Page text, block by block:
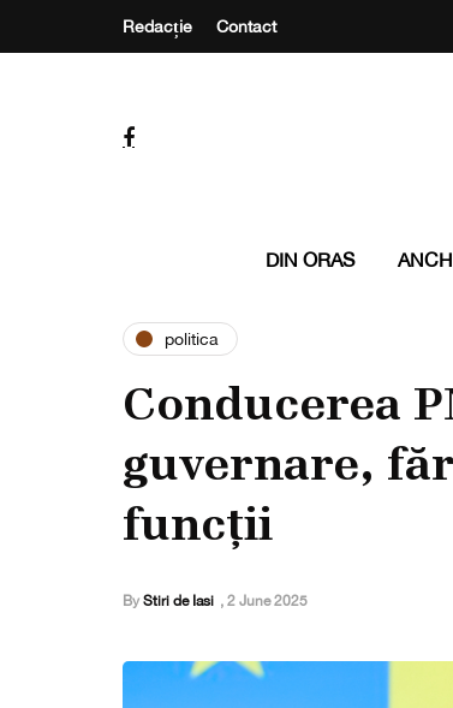
Redacție Contact
DIN ORAS
politica
Conducerea
guvernare,
funcții
By Stiri de Iasi , 2 June 2025